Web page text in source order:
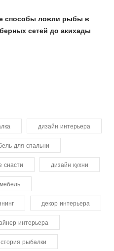
способы ловли рыбы в
сетей до акихады
дизайн интерьера
для спальни
снасти дизайн кухни
декор интерьера
интерьера
рыбалки